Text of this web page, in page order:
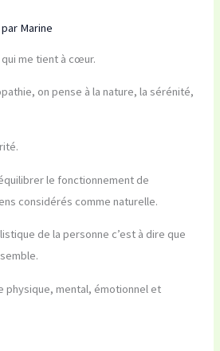
Marine
me tient à cœur.
on pense à la nature, la sérénité,
le fonctionnement de
considérés comme naturelle.
de la personne c’est à dire que
physique, mental, émotionnel et